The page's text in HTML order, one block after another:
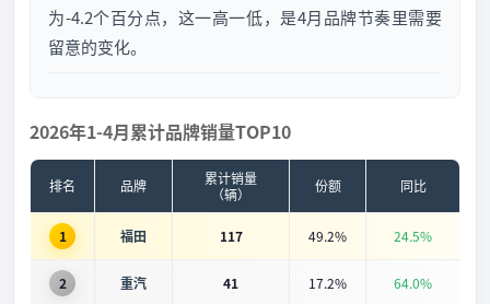
为-4.2个百分点，这一高一低，是4月品牌节奏里需要
留意的变化。
2026年1-4月累计品牌销量TOP10
排名 品牌
累计销量
（辆）
份额 同比
1 福田 117 49.2% 24.5%
2 重汽 41 17.2% 64.0%